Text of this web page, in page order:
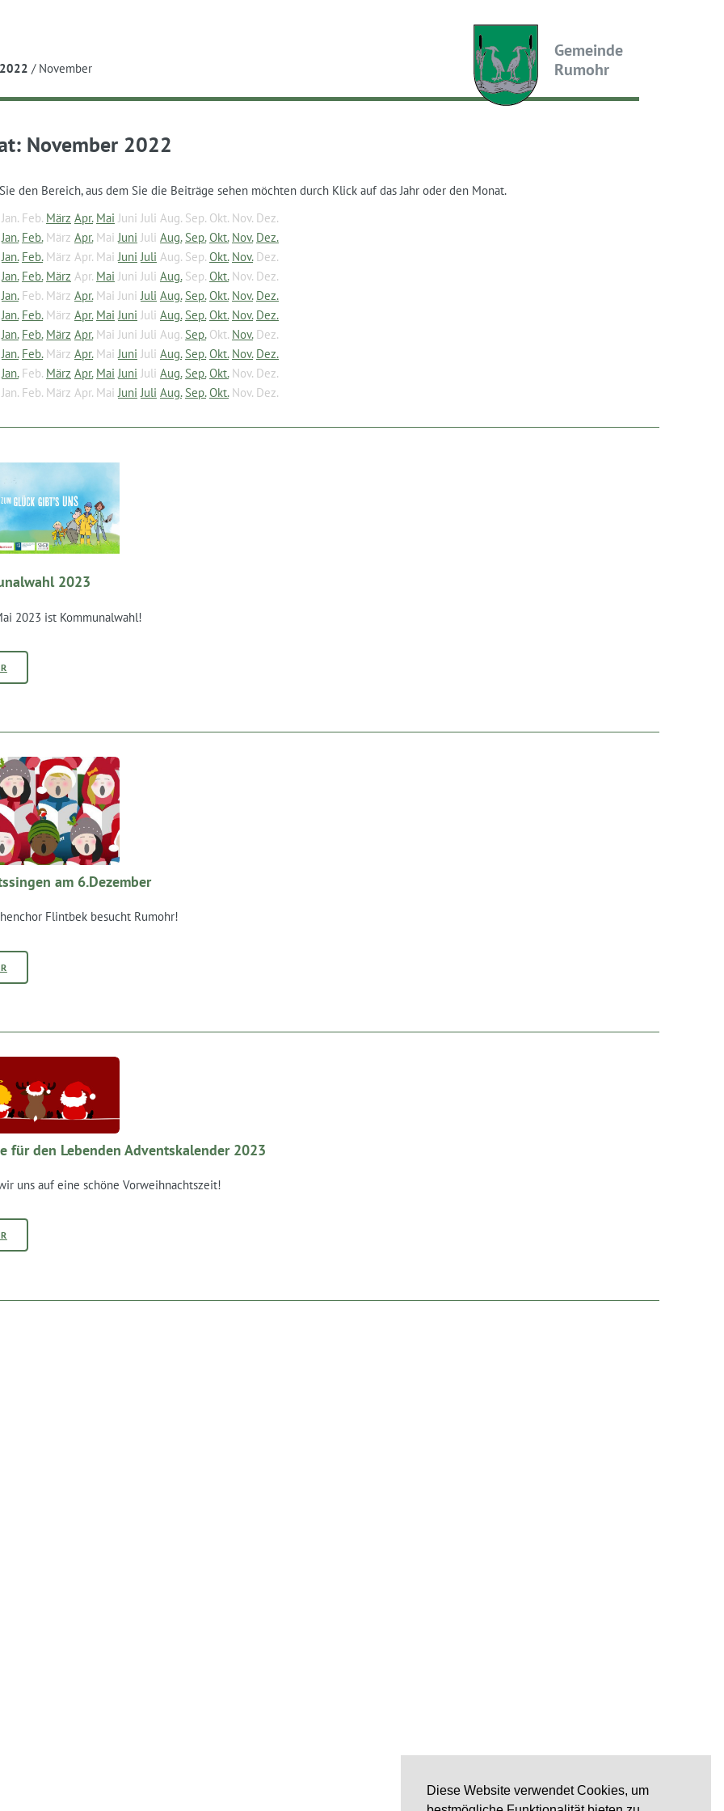
Diese Website verwendet Cookies, um
2022 / November
Gemeinde
Rumohr
November 2022
den Bereich, aus dem Sie die Beiträge sehen möchten durch Klick auf das Jahr oder den Monat.
Jan. Feb. März Apr. Mai Juni Juli Aug. Sep. Okt. Nov. Dez.
Jan. Feb. März Apr. Mai Juni Juli Aug. Sep. Okt. Nov. Dez.
Jan. Feb. März Apr. Mai Juni Juli Aug. Sep. Okt. Nov. Dez.
Jan. Feb. März Apr. Mai Juni Juli Aug. Sep. Okt. Nov. Dez.
Jan. Feb. März Apr. Mai Juni Juli Aug. Sep. Okt. Nov. Dez.
Jan. Feb. März Apr. Mai Juni Juli Aug. Sep. Okt. Nov. Dez.
Jan. Feb. März Apr. Mai Juni Juli Aug. Sep. Okt. Nov. Dez.
Jan. Feb. März Apr. Mai Juni Juli Aug. Sep. Okt. Nov. Dez.
Jan. Feb. März Apr. Mai Juni Juli Aug. Sep. Okt. Nov. Dez.
Jan. Feb. März Apr. Mai Juni Juli Aug. Sep. Okt. Nov. Dez.
2023
2023 ist Kommunalwahl!
am 6.Dezember
Flintbek besucht Rumohr!
für den Lebenden Adventskalender 2023
uns auf eine schöne Vorweihnachtszeit!